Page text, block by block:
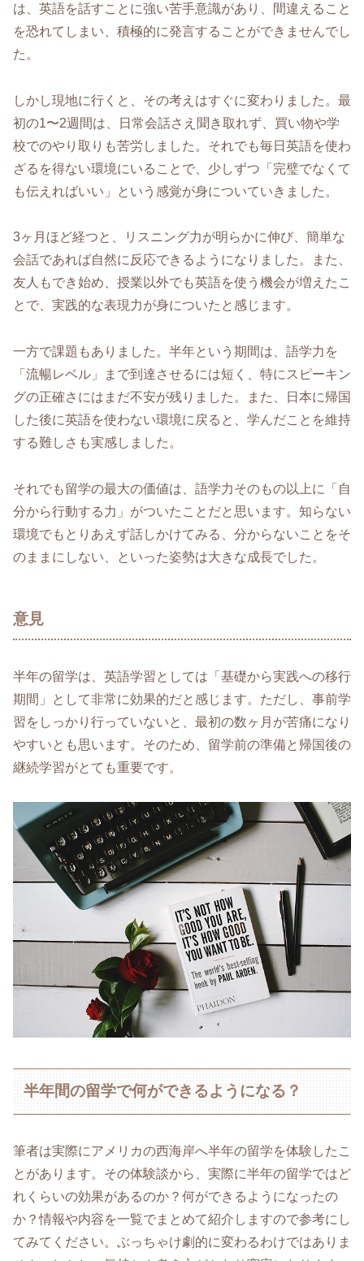
は、英語を話すことに強い苦手意識があり、間違えること
を恐れてしまい、積極的に発言することができませんでし
た。
しかし現地に行くと、その考えはすぐに変わりました。最
初の1〜2週間は、日常会話さえ聞き取れず、買い物や学
校でのやり取りも苦労しました。それでも毎日英語を使わ
ざるを得ない環境にいることで、少しずつ「完璧でなくて
も伝えればいい」という感覚が身についていきました。
3ヶ月ほど経つと、リスニング力が明らかに伸び、簡単な
会話であれば自然に反応できるようになりました。また、
友人もでき始め、授業以外でも英語を使う機会が増えたこ
とで、実践的な表現力が身についたと感じます。
一方で課題もありました。半年という期間は、語学力を
「流暢レベル」まで到達させるには短く、特にスピーキン
グの正確さにはまだ不安が残りました。また、日本に帰国
した後に英語を使わない環境に戻ると、学んだことを維持
する難しさも実感しました。
それでも留学の最大の価値は、語学力そのもの以上に「自
分から行動する力」がついたことだと思います。知らない
環境でもとりあえず話しかけてみる、分からないことをそ
のままにしない、といった姿勢は大きな成長でした。
意見
半年の留学は、英語学習としては「基礎から実践への移行
期間」として非常に効果的だと感じます。ただし、事前学
習をしっかり行っていないと、最初の数ヶ月が苦痛になり
やすいとも思います。そのため、留学前の準備と帰国後の
継続学習がとても重要です。
半年間の留学で何ができるようになる？
筆者は実際にアメリカの西海岸へ半年の留学を体験したこ
とがあります。その体験談から、実際に半年の留学ではど
れくらいの効果があるのか？何ができるようになったの
か？情報や内容を一覧でまとめて紹介しますので参考にし
てみてください。ぶっちゃけ劇的に変わるわけではありま